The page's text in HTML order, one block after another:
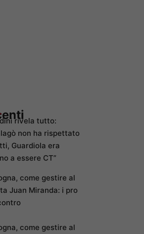
rivela tutto:
non ha rispettato
Guardiola era
a essere CT”
come gestire al
Juan Miranda: i pro
come gestire al